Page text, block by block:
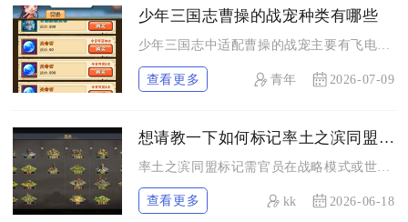
少年三国志曹操的战宠种类有哪些
查看更多 青年 2026-07-09
想请教一下如何标记率土之滨同盟的标志
查看更多 kk 2026-06-18